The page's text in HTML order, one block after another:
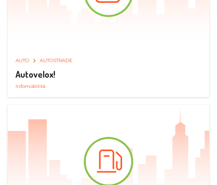
AUTO AUTOSTRADE
Autovelox!
Infomobilità